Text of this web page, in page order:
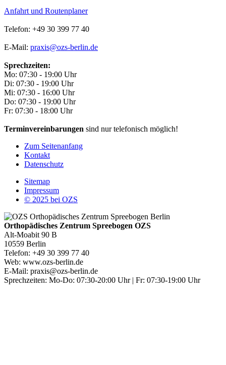
Anfahrt und Routenplaner
Telefon: +49 30 399 77 40
E-Mail: praxis@ozs-berlin.de
Sprechzeiten:
Mo: 07:30 - 19:00 Uhr
Di: 07:30 - 19:00 Uhr
Mi: 07:30 - 16:00 Uhr
Do: 07:30 - 19:00 Uhr
Fr: 07:30 - 18:00 Uhr
Terminvereinbarungen sind nur telefonisch möglich!
Zum Seitenanfang
Kontakt
Datenschutz
Sitemap
Impressum
© 2025 bei OZS
Orthopädisches Zentrum Spreebogen OZS
Alt-Moabit 90 B
10559 Berlin
Telefon: +49 30 399 77 40
Web: www.ozs-berlin.de
E-Mail: praxis@ozs-berlin.de
Sprechzeiten: Mo-Do: 07:30-20:00 Uhr | Fr: 07:30-19:00 Uhr